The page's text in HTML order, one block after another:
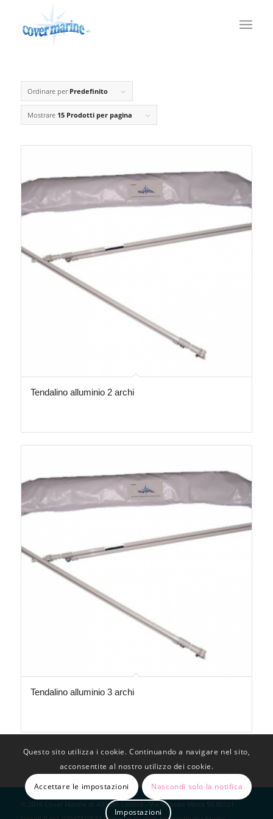
Ordinare per Predefinito
Mostrare 15 Prodotti per pagina
Tendalino alluminio 2 archi
Tendalino alluminio 3 archi
© 2016 Cover Marine di Alfredo Lettera - Via Vicinale Micca 50 80121
Questo sito utilizza i cookie. Continuando a navigare nel sito,
acconsentite al nostro utilizzo dei cookie.
Accettare le impostazioni
Nascondi solo la notifica
Impostazioni